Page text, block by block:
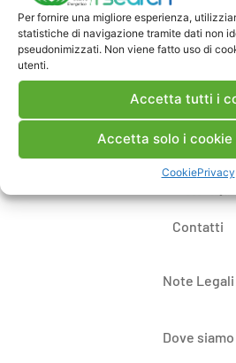
Per fornire una migliore esperienza,
statistiche di navigazione tramite dati non
pseudonimizzati. Non viene fatto uso di
utenti.
Accetta tutti i
Accetta solo i cookie
CookiePrivacy
Pubblica un
Contatti
Note Legali
Dove siamo